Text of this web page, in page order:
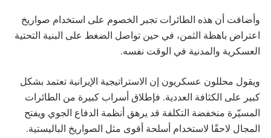
وأضافت أن هذه الطائرات تجبر الخصوم على استخدام صواريخ
اعتراض باهظة الثمن، في حين تواصل الضغط على البنية التحتية
العسكرية والمدنية في الوقت نفسه.
ويقول محللون عسكريون إن الاستراتيجية الإيرانية تعتمد بشكل
كبير على الكثافة العددية. فإطلاق أسراب كبيرة من الطائرات
المسيّرة منخفضة التكلفة قد يرهق أنظمة الدفاع الجوي ويفتح
المجال لاحقًا لاستخدام أسلحة أقوى مثل الصواريخ الباليستية.